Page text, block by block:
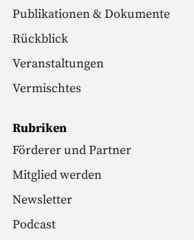
Publikationen & Dokumente
Rückblick
Veranstaltungen
Vermischtes
Rubriken
Förderer und Partner
Mitglied werden
Newsletter
Podcast